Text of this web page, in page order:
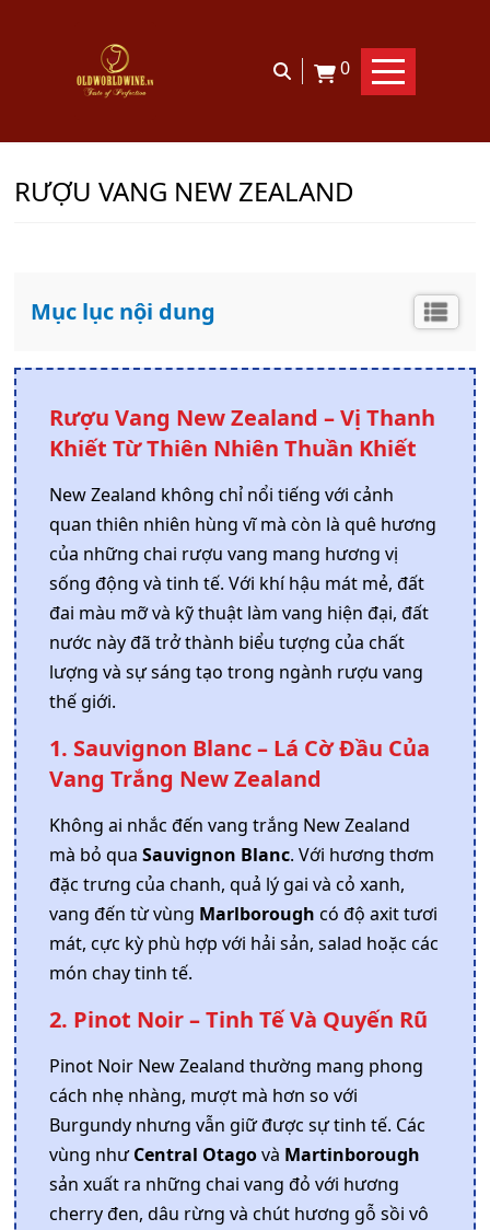
0
trang chủ sản phẩm rượu vang new zealand
RƯỢU VANG NEW ZEALAND
Mục lục nội dung
Rượu Vang New Zealand – Vị Thanh
Khiết Từ Thiên Nhiên Thuần Khiết
New Zealand không chỉ nổi tiếng với cảnh
quan thiên nhiên hùng vĩ mà còn là quê hương
của những chai rượu vang mang hương vị
sống động và tinh tế. Với khí hậu mát mẻ, đất
đai màu mỡ và kỹ thuật làm vang hiện đại, đất
nước này đã trở thành biểu tượng của chất
lượng và sự sáng tạo trong ngành rượu vang
thế giới.
1. Sauvignon Blanc – Lá Cờ Đầu Của
Vang Trắng New Zealand
Không ai nhắc đến vang trắng New Zealand
mà bỏ quaSauvignon Blanc. Với hương thơm
đặc trưng của chanh, quả lý gai và cỏ xanh,
vang đến từ vùng Marlborough có độ axit tươi
mát, cực kỳ phù hợp với hải sản, salad hoặc các
món chay tinh tế.
2. Pinot Noir – Tinh Tế Và Quyến Rũ
Pinot Noir New Zealand thường mang phong
cách nhẹ nhàng, mượt mà hơn so với
Burgundy nhưng vẫn giữ được sự tinh tế. Các
vùng nhưCentral Otagovà Martinborough
sản xuất ra những chai vang đỏ với hương
cherry đen, dâu rừng và chút hương gỗ sồi vô